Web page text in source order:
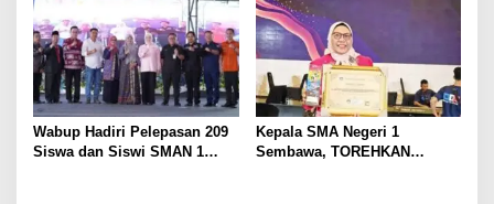
Eselon III
Wabup Hadiri Pelepasan 209
Siswa dan Siswi SMAN 1
Kepala SMA Negeri 1
Sembawa, TOREHKAN